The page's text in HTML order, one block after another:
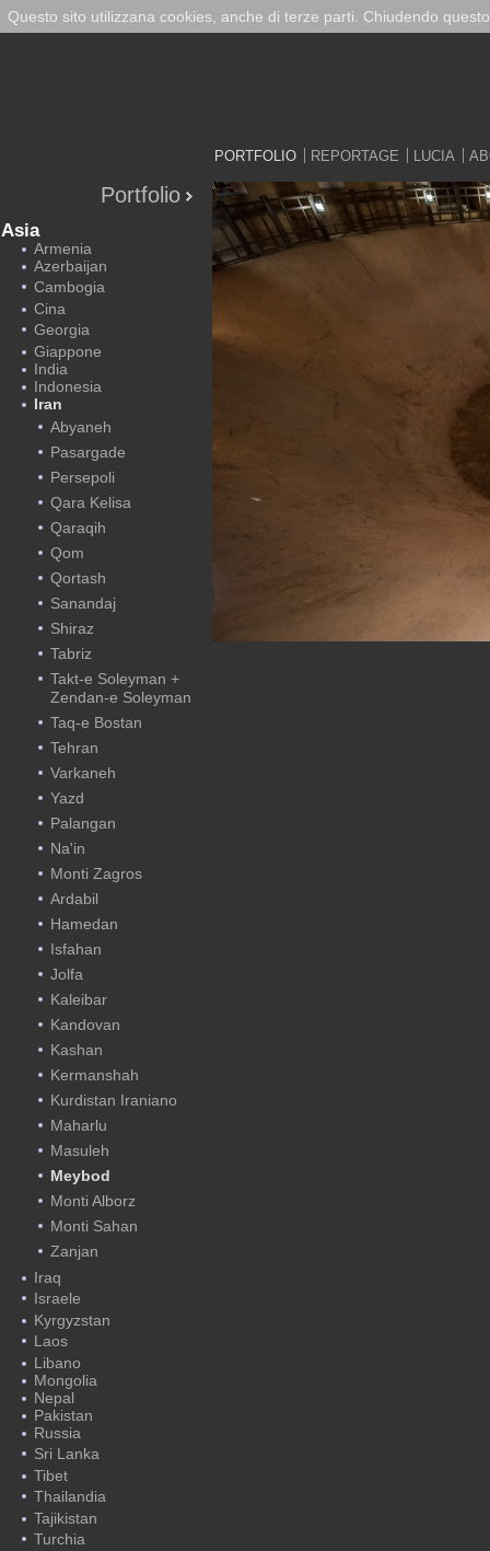
Questo sito utilizzana cookies, anche di terze parti. Chiudendo
PORTFOLIO REPORTAGE LUCIA
Portfolio
Asia
Armenia
Azerbaijan
Cambogia
Cina
Georgia
Giappone
India
Indonesia
Iran
Abyaneh
Pasargade
Persepoli
Qara Kelisa
Qaraqih
Qom
Qortash
Sanandaj
Shiraz
Tabriz
Takt-e Soleyman +
Zendan-e Soleyman
Taq-e Bostan
Tehran
Varkaneh
Yazd
Palangan
Na'in
Monti Zagros
Ardabil
Hamedan
Isfahan
Jolfa
Kaleibar
Kandovan
Kashan
Kermanshah
Kurdistan Iraniano
Maharlu
Masuleh
Meybod
Monti Alborz
Monti Sahan
Zanjan
Iraq
Israele
Kyrgyzstan
Laos
Libano
Mongolia
Nepal
Pakistan
Russia
Sri Lanka
Tibet
Thailandia
Tajikistan
Turchia